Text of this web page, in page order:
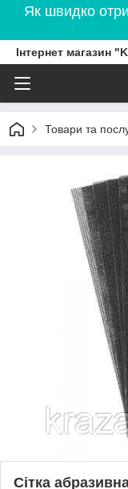
Як швидко
Інтернет магазин
Товари та
Сітка